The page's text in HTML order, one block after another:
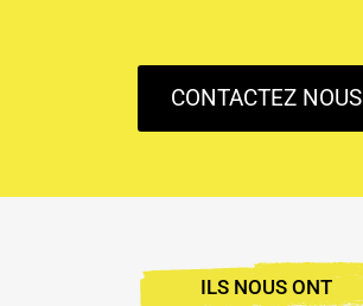
CONTACTEZ NOUS
ILS NOUS ONT